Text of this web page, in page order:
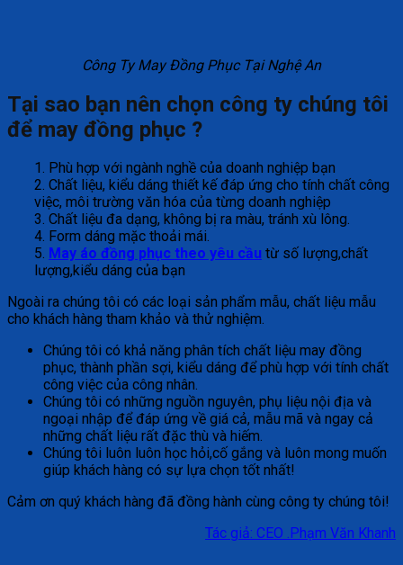
Công Ty May Đồng Phục Tại Nghệ An
Tại sao bạn nên chọn công ty chúng tôi
để may đồng phục ?
1. Phù hợp với ngành nghề của doanh nghiệp bạn
2. Chất liệu, kiểu dáng thiết kế đáp ứng cho tính chất công
việc, môi trường văn hóa của từng doanh nghiệp
3. Chất liệu đa dạng, không bị ra màu, tránh xù lông.
4. Form dáng mặc thoải mái.
5. May áo đồng phục theo yêu cầu từ số lượng,chất
lượng,kiểu dáng của bạn
Ngoài ra chúng tôi có các loại sản phẩm mẫu, chất liệu mẫu
cho khách hàng tham khảo và thử nghiệm.
Chúng tôi có khả năng phân tích chất liệu may đồng
phục, thành phần sợi, kiểu dáng để phù hợp với tính chất
công việc của công nhân.
Chúng tôi có những nguồn nguyên, phụ liệu nội địa và
ngoại nhập để đáp ứng về giá cả, mẫu mã và ngay cả
những chất liệu rất đặc thù và hiếm.
Chúng tôi luôn luôn học hỏi,cố gắng và luôn mong muốn
giúp khách hàng có sự lựa chọn tốt nhất!
Cảm ơn quý khách hàng đã đồng hành cùng công ty chúng tôi!
Tác giả: CEO .Phạm Văn Khanh